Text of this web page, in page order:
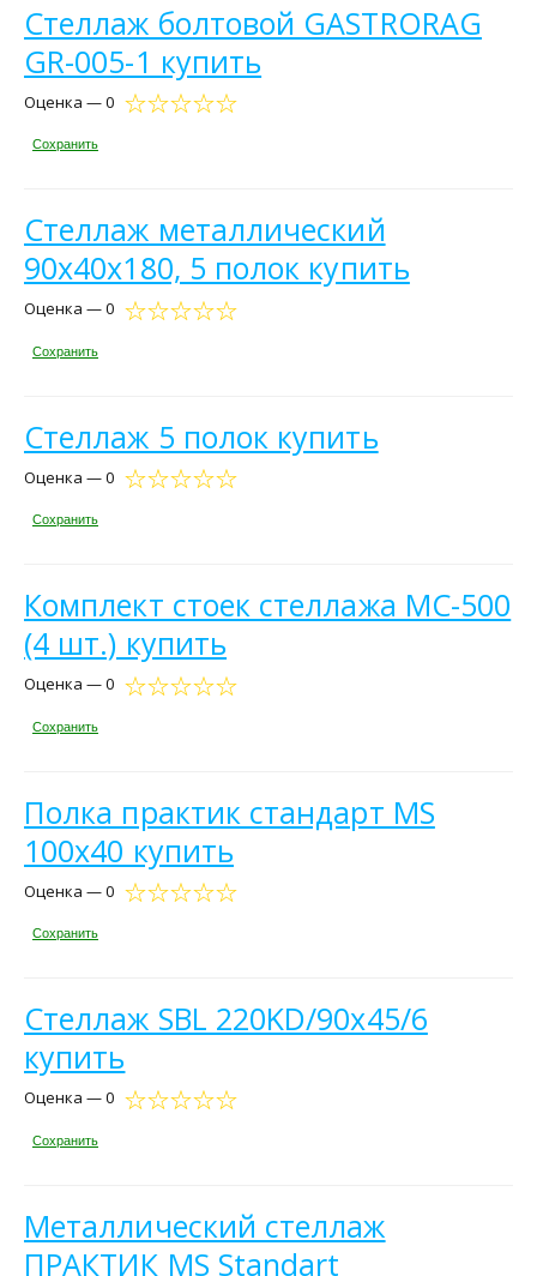
Стеллаж болтовой GASTRORAG
GR-005-1 купить
Оценка — 0
Сохранить
Стеллаж металлический
90х40х180, 5 полок купить
Оценка — 0
Сохранить
Стеллаж 5 полок купить
Оценка — 0
Сохранить
Комплект стоек стеллажа МС-500
(4 шт.) купить
Оценка — 0
Сохранить
Полка практик стандарт MS
100x40 купить
Оценка — 0
Сохранить
Стеллаж SBL 220KD/90x45/6
купить
Оценка — 0
Сохранить
Металлический стеллаж
ПРАКТИК MS Standart